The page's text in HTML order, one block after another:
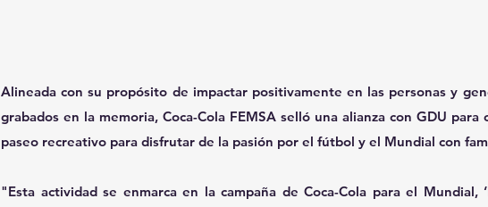
Alineada con su propósito de impactar positivamente en las personas y
grabados en la memoria, Coca-Cola FEMSA selló una alianza con GDU
paseo recreativo para disfrutar de la pasión por el fútbol y el Mundial con
"Esta actividad se enmarca en la campaña de Coca-Cola para el Mundial,